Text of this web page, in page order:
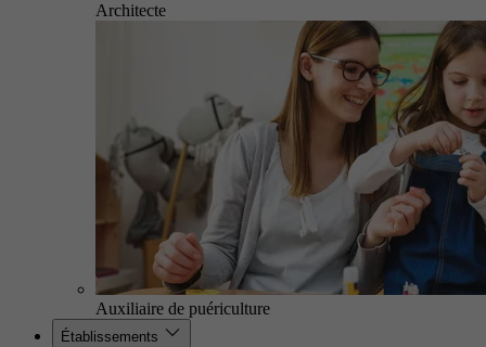
Architecte
Auxiliaire de puériculture
Établissements